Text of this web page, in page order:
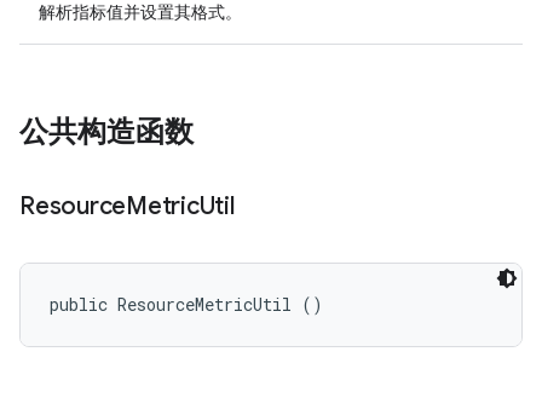
解析指标值并设置其格式。
公共构造函数
ResourceMetricUtil
public ResourceMetricUtil ()